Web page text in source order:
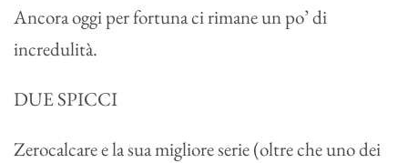
Ancora oggi per fortuna ci rimane un po’ di
incredulità.
DUE SPICCI
Zerocalcare e la sua migliore serie (oltre che uno dei